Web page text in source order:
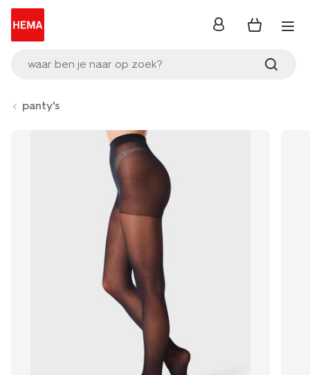
waar ben je naar op zoek?
inloggen
panty's